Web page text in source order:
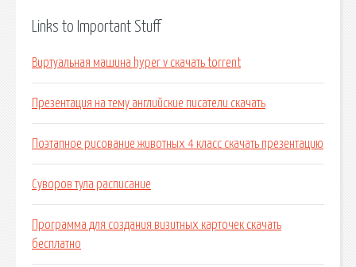
Links to Important Stuff
Виртуальная машина hyper v скачать torrent
Презентация на тему английские писатели скачать
Поэтапное рисование животных 4 класс скачать презентацию
Суворов тула расписание
Программа для создания визитных карточек скачать
бесплатно